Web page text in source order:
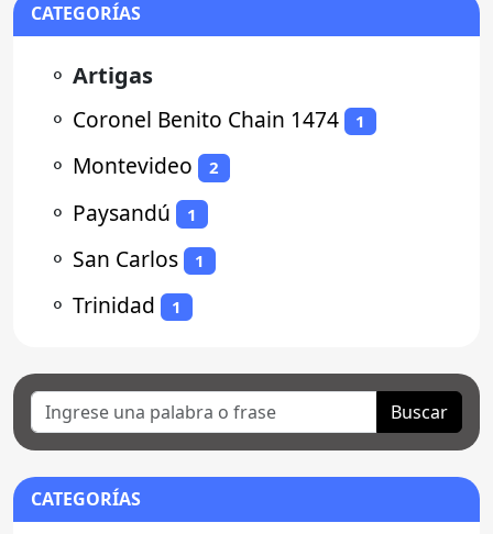
CATEGORÍAS
⚬ Artigas
⚬ Coronel Benito Chain 1474 1
⚬ Montevideo 2
⚬ Paysandú 1
⚬ San Carlos 1
⚬ Trinidad 1
Buscar
CATEGORÍAS